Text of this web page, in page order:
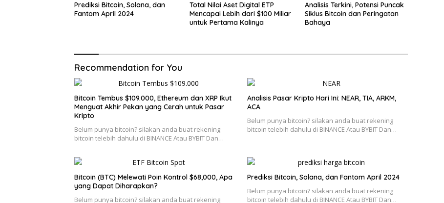
Prediksi Bitcoin, Solana, dan
Fantom April 2024
Total Nilai Aset Digital ETP
Mencapai Lebih dari $100 Miliar
untuk Pertama Kalinya
Analisis Terkini, Potensi Puncak
Siklus Bitcoin dan Peringatan
Bahaya
Recommendation for You
Bitcoin Tembus $109.000, Ethereum dan XRP Ikut
Menguat Akhir Pekan yang Cerah untuk Pasar
Kripto
Belum punya bitcoin? silakan anda buat rekening
bitcoin telebih dahulu di BINANCE Atau BYBIT Dan…
Analisis Pasar Kripto Hari Ini: NEAR, TIA, ARKM,
ACA
Belum punya bitcoin? silakan anda buat rekening
bitcoin telebih dahulu di BINANCE Atau BYBIT Dan…
Bitcoin (BTC) Melewati Poin Kontrol $68,000, Apa
yang Dapat Diharapkan?
Belum punya bitcoin? silakan anda buat rekening
Prediksi Bitcoin, Solana, dan Fantom April 2024
Belum punya bitcoin? silakan anda buat rekening
bitcoin telebih dahulu di BINANCE Atau BYBIT Dan…